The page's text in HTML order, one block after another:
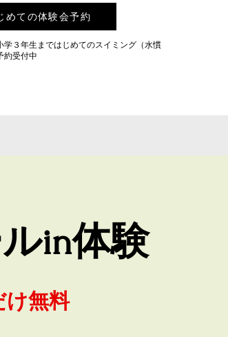
めての体験会予約
学３年生まではじめてのスイミング（水慣
約受付中
in体験
け無料